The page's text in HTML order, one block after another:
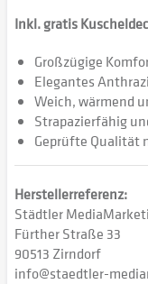
Inkl. gratis
Großzügige
Elegantes
Weich, wärmend
Strapazierfähig
Geprüfte Qualität
Herstellerreferenz:
Städtler
Fürther Straße 33
90513 Zirndorf
info@staedtler-